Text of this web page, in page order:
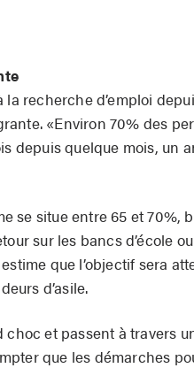
recherche d’emploi
«Environ 70% des
depuis quelque mois, un
se situe entre 65 et 70%,
sur les bancs d’école
que l’objectif sera
d’asile.
et passent à travers
que les démarches